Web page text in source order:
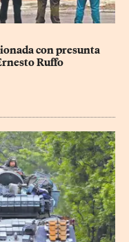
con presunta
Ruffo